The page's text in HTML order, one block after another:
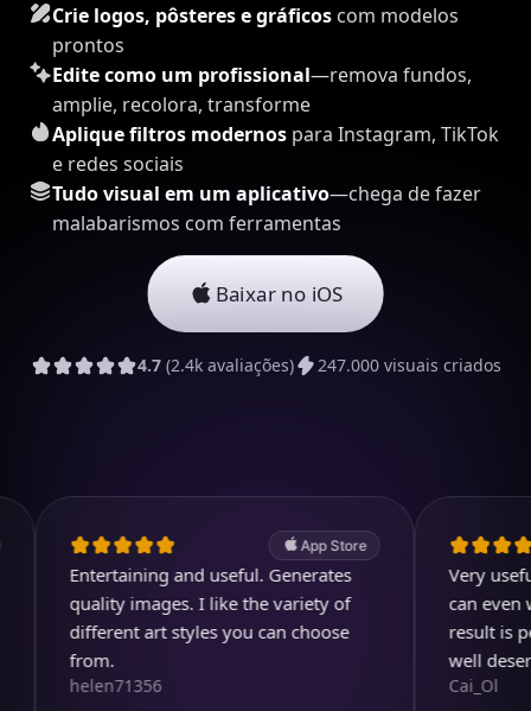
Crie logos, pôsteres e gráficos com modelos
prontos
Edite como um profissional—remova fundos,
amplie, recolora, transforme
Aplique filtros modernos para Instagram, TikTok
e redes sociais
Tudo visual em um aplicativo—chega de fazer
malabarismos com ferramentas
Baixar no iOS
4.7(2.4k avaliações) 247.000 visuais criados
and useful. Generates
images. I like the variety of
art styles you can choose
Very useful app.
can even write few
result is perfect in any